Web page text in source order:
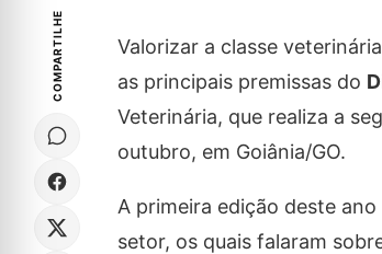
COMPARTILHE
Valorizar a classe
as principais premissas do
Veterinária, que realiza a
outubro, em Goiânia/GO.
A primeira edição deste
setor, os quais falaram